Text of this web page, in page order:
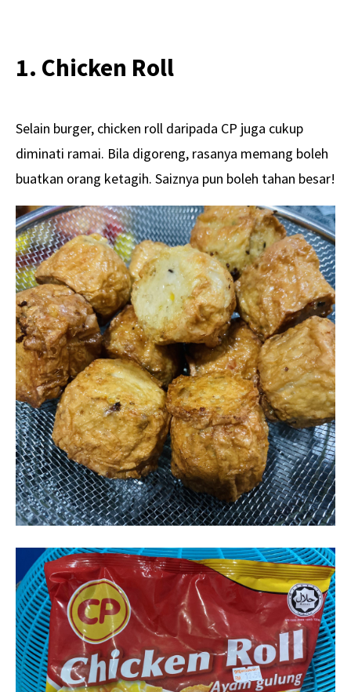
1. Chicken Roll
Selain burger, chicken roll daripada CP juga cukup
diminati ramai. Bila digoreng, rasanya memang boleh
buatkan orang ketagih. Saiznya pun boleh tahan besar!